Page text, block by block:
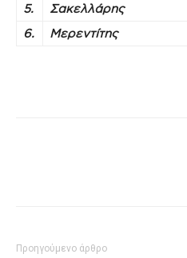
5.
Σακελλάρης
6.
Μερεντίτης
Προηγούμενο άρθρο